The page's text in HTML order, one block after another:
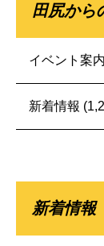
田尻から
イベント案内
新着情報
新着情報